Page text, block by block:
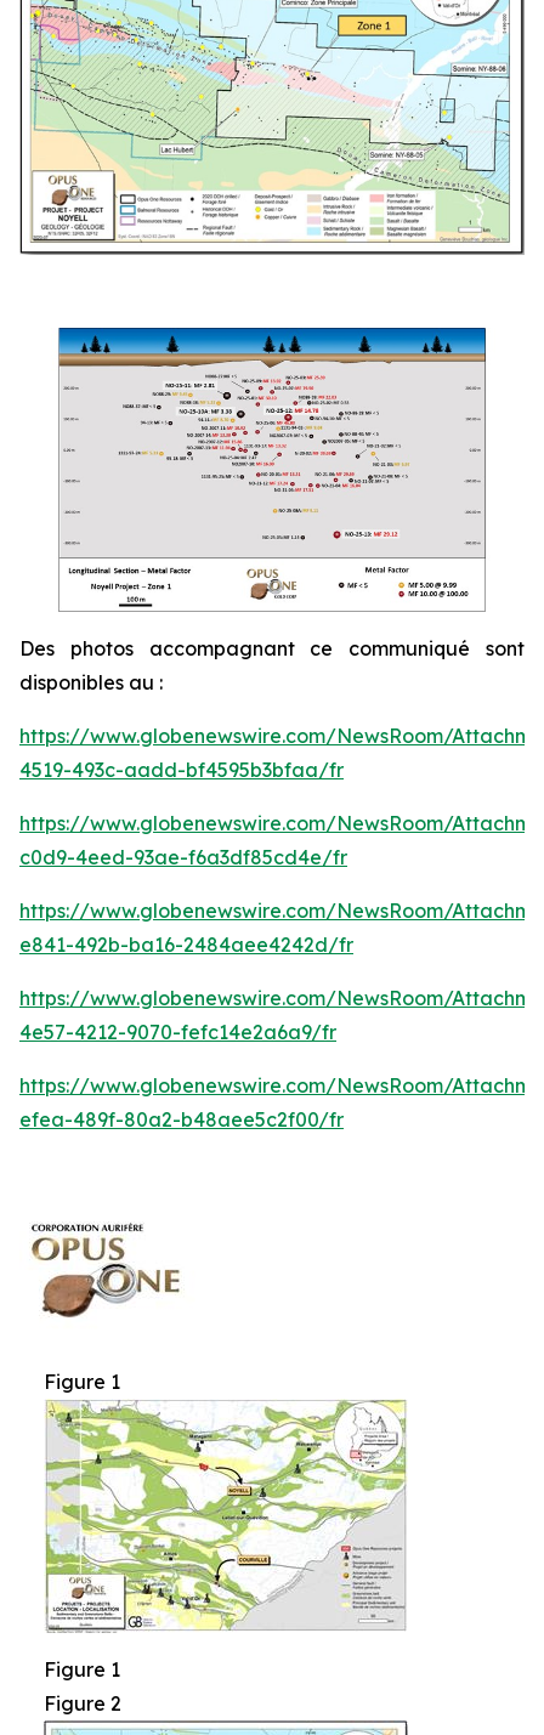
Des photos accompagnant ce communiqué sont
disponibles au :
https://www.globenewswire.com/NewsRoom/
4519-493c-aadd-bf4595b3bfaa/fr
https://www.globenewswire.com/NewsRoom/
c0d9-4eed-93ae-f6a3df85cd4e/fr
https://www.globenewswire.com/NewsRoom/
e841-492b-ba16-2484aee4242d/fr
https://www.globenewswire.com/NewsRoom/
4e57-4212-9070-fefc14e2a6a9/fr
https://www.globenewswire.com/NewsRoom/
efea-489f-80a2-b48aee5c2f00/fr
Figure 1
Figure 1
Figure 2